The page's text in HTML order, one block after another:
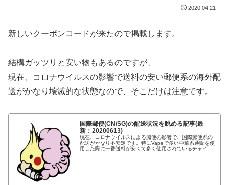
2020.04.21
新しいクーポンコードが来たので掲載します。
結構ガッツリと安い物もあるのですが、
現在、コロナウイルスの影響で送料の安い郵便系の海外配
送がかなり壊滅的な状態なので、そこだけは注意です。
国際郵便(CN/SG)の配送状況を眺める記事(最
新：20200613)
現在、コロナウイルスによる減便の影響で、国際郵便系の
配送がかなり不安定です。特にVapeで多い中華系通販を使
用した際に一番送料が安くて多く使用されているチャイナ